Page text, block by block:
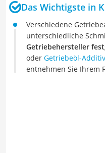
Das Wichtigste in
Verschiedene
unterschiedliche
Getriebehersteller
oder Getriebeöl-Additiv
entnehmen Sie Ihrem